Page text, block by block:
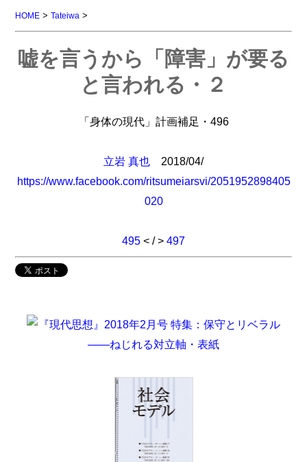
HOME >Tateiwa >
嘘を言うから「障害」が要る
と言われる・２
「身体の現代」計画補足・496
立岩 真也 2018/04/
https://www.facebook.com/ritsumeiarsvi/2051952898405
020
495 < / > 497